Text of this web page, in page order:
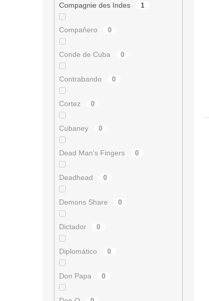
Compagnie des Indes 1
Compaňero 0
Conde de Cuba 0
Contrabando 0
Cortez 0
Cubaney 0
Dead Man's Fingers 0
Deadhead 0
Demons Share 0
Dictador 0
Diplomático 0
Don Papa 0